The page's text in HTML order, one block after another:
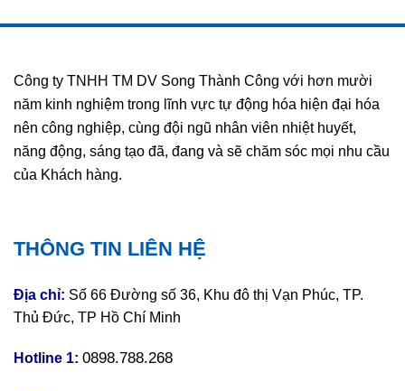
Công ty TNHH TM DV Song Thành Công với hơn mười
năm kinh nghiệm trong lĩnh vực tự động hóa hiện đại hóa
nên công nghiệp, cùng đội ngũ nhân viên nhiệt huyết,
năng động, sáng tạo đã, đang và sẽ chăm sóc mọi nhu cầu
của Khách hàng.
THÔNG TIN LIÊN HỆ
Địa chỉ: Số 66 Đường số 36, Khu đô thị Vạn Phúc, TP.
Thủ Đức, TP Hồ Chí Minh
Hotline 1: 0898.788.268